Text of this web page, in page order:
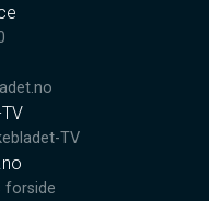
TV
forside